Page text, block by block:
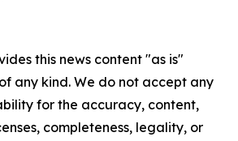
this news content "as is"
any kind. We do not accept any
for the accuracy, content,
completeness, legality, or